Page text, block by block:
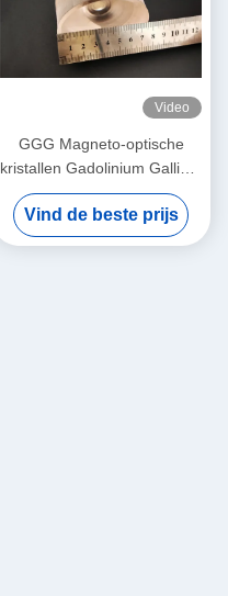
Video
GGG Magneto-optische
kristallen Gadolinium Gallium
Garnet Enkelkristallen en
substraten
Vind de beste prijs